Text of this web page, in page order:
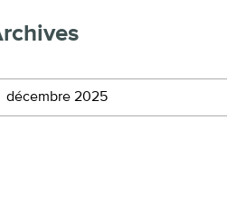
décembre 2025